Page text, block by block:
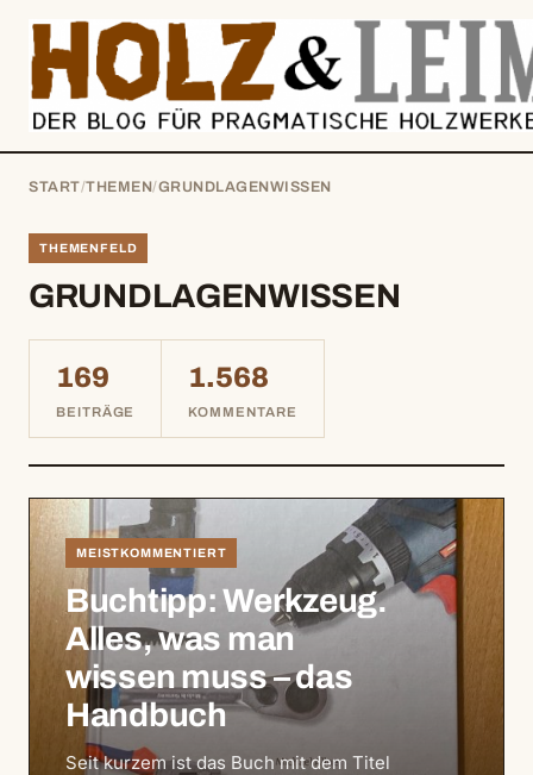
springen
START/THEMEN/GRUNDLAGENWISSEN
THEMENFELD
GRUNDLAGENWISSEN
169
BEITRÄGE
1.568
KOMMENTARE
MEISTKOMMENTIERT
Buchtipp: Werkzeug.
Alles, was man
wissen muss – das
Handbuch
Seit kurzem ist das Buch mit dem Titel